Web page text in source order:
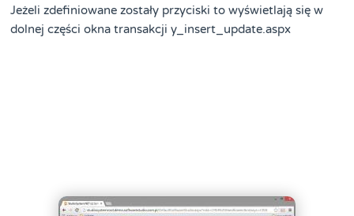
Jeżeli zdefiniowane zostały przyciski to wyświetlają się w
dolnej części okna transakcji y_insert_update.aspx